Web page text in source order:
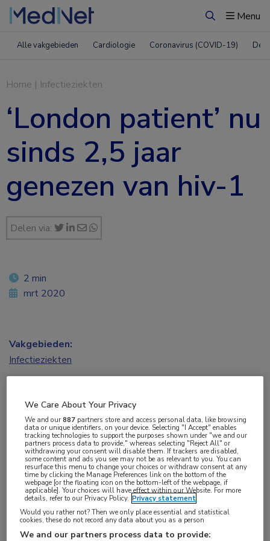
ZoekenMenu
Alle vakgebieden Cardiologie Coronavirus (COVID-19)
Home | Infectieziekten
‘London patient’ nu
sinds 2,5 jaar
genezen van hiv-1
Delen via:
Tijdens het CROI-congres van 2020 is een update
gegeven van de man die in de literatuur
bekendstaat als de ‘London patient’ en als
2 min
mrt 2020
Vakgebieden:
Infectieziekten
Tags:
London patient,stamceltransplantatie
We Care About Your Privacy
We and our887 partners store and access personal data, like browsing
data or unique identifiers, on your device. Selecting "I Accept" enables
tracking technologies to support the purposes shown under "we and our
partners process data to provide," whereas selecting "Reject All" or
withdrawing your consent will disable them. If trackers are disabled,
some content and ads you see may not be as relevant to you. You can
resurface this menu to change your choices or withdraw consent at any
time by clicking the Manage Preferences link on the bottom of the
webpage [or the floating icon on the bottom-left of the webpage, if
applicable]. Your choices will have effect within our Website. For more
details, refer to our Privacy Policy. Privacy statement
Would you rather not? Then we only place essential and statistical
cookies, these do not record any data about you as a person
We and our partners process data to provide: